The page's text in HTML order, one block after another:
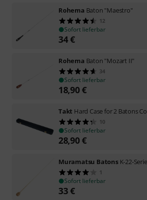
Rohema Baton "Maestro"
12
Sofort lieferbar
34€
Rohema Baton "Mozart II"
34
Sofort lieferbar
18,90€
Takt Hard Case for 2 Batons
10
Sofort lieferbar
28,90€
Muramatsu Batons K-22-
1
Sofort lieferbar
33€